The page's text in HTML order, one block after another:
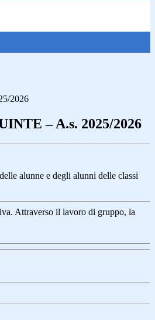
2026
– A.s. 2025/2026
alunne e degli alunni delle classi
Attraverso il lavoro di gruppo, la